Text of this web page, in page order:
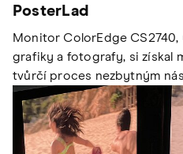
PosterLad
Monitor ColorEdge
grafiky a fotografy, si získal
tvůrčí proces nezbytným